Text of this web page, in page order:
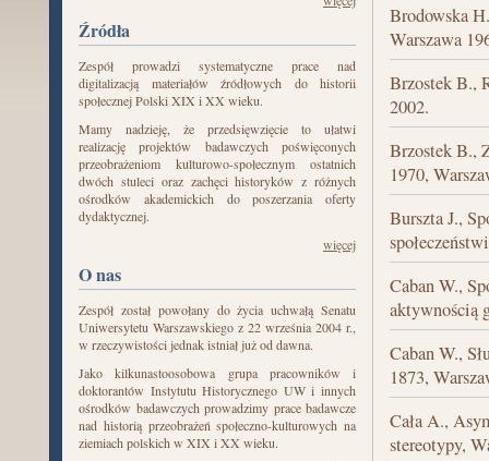
Brodowska
Warszawa
Brzostek B.,
2002.
Brzostek B.,
1970,
Burszta J.,
Caban W.,
aktywnością
Caban W.,
1873,
Cała A.,
stereotypy,
Źródła
Zespół prowadzi systematyczne prace nad
digitalizacją materiałów źródłowych do historii
społecznej Polski XIX i XX wieku.
Mamy nadzieję, że przedsięwzięcie to ułatwi
realizację projektów badawczych poświęconych
przeobrażeniom kulturowo-społecznym ostatnich
dwóch stuleci oraz zachęci historyków z różnych
ośrodków akademickich do poszerzania oferty
dydaktycznej.
więcej
O nas
Zespół został powołany do życia uchwałą Senatu
Uniwersytetu Warszawskiego z 22 września 2004 r.,
w rzeczywistości jednak istniał już od dawna.
Jako kilkunastoosobowa grupa pracowników i
doktorantów Instytutu Historycznego UW i innych
ośrodków badawczych prowadzimy prace badawcze
nad historią przeobrażeń społeczno-kulturowych na
ziemiach polskich w XIX i XX wieku.